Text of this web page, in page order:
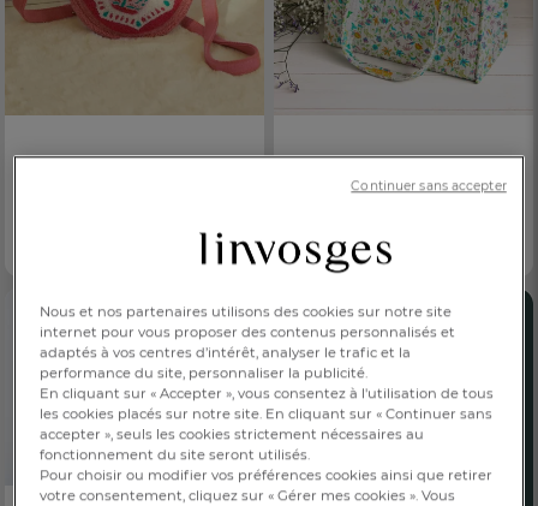
FR DE
AT
BE
CH
Petit Pan fleurs
Réversible
Nous et nos partenaires utilisons des cookies sur notre site
internet pour vous proposer des contenus personnalisés et
adaptés à vos centres d’intérêt, analyser le trafic et la
performance du site, personnaliser la publicité.
En cliquant sur « Accepter », vous consentez à l'utilisation de tous
les cookies placés sur notre site. En cliquant sur « Continuer sans
accepter », seuls les cookies strictement nécessaires au
fonctionnement du site seront utilisés.
Pour choisir ou modifier vos préférences cookies ainsi que retirer
votre consentement, cliquez sur « Gérer mes cookies ». Vous
Continuer sans accepter